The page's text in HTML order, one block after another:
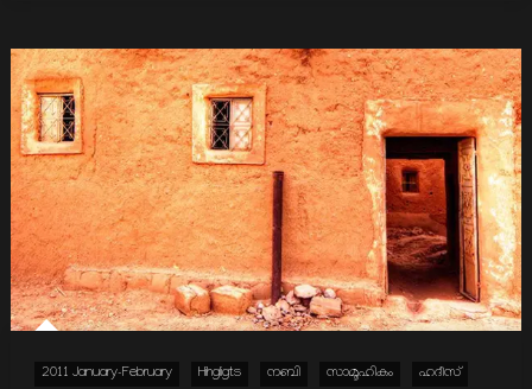
2011 January-February Hihgligts നബി സാമൂഹികം ഹദീസ്